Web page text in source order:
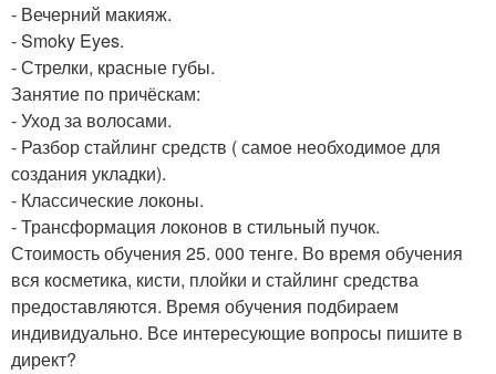
- Вечерний макияж.
- Smoky Eyes.
- Стрелки, красные губы.
Занятие по причёскам:
- Уход за волосами.
- Разбор стайлинг средств ( самое необходимое для
создания укладки).
- Классические локоны.
- Трансформация локонов в стильный пучок.
Стоимость обучения 25. 000 тенге. Во время обучения
вся косметика, кисти, плойки и стайлинг средства
предоставляются. Время обучения подбираем
индивидуально. Все интересующие вопросы пишите в
директ?